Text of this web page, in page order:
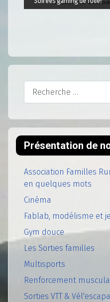
Rechercher
Présentation de
Association Familles
en quelques mots
Cinéma
Fablab, modélisme et
Gym douce
Les Sorties familles
Multisports
Renforcement
Sorties VTT &